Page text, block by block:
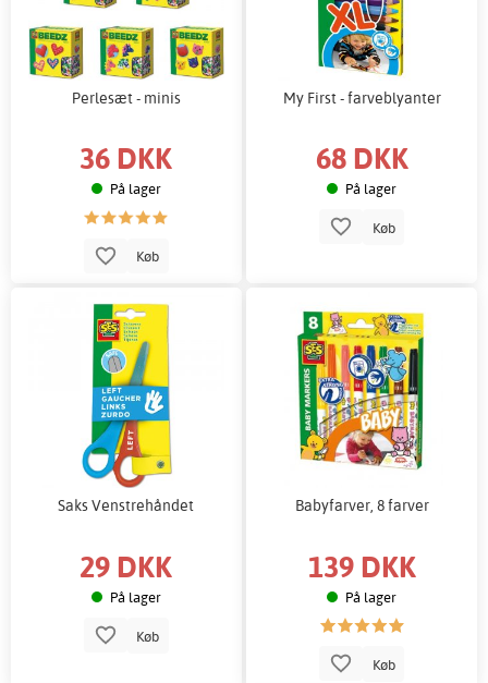
Perlesæt - minis
36 DKK
På lager
Køb
My First - farveblyanter
68 DKK
På lager
Køb
Saks Venstrehåndet
29 DKK
På lager
Køb
Babyfarver, 8 farver
139 DKK
På lager
Køb